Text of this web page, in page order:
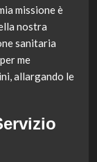
missione è
nostra
sanitaria
me
allargando le